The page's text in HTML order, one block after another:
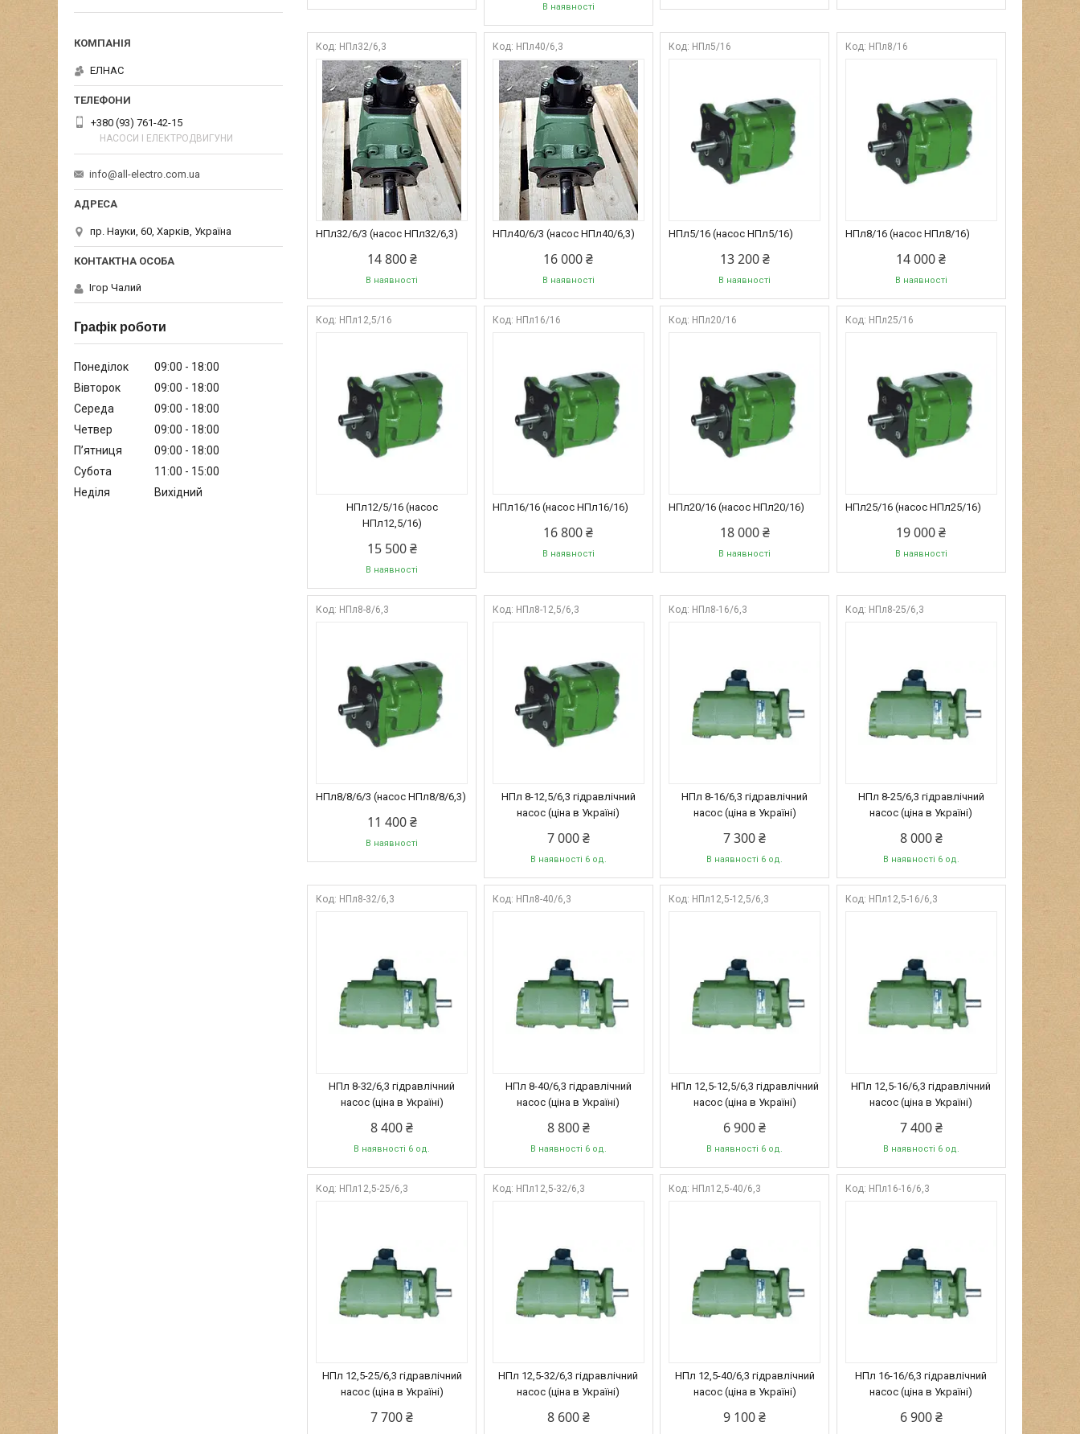
В наявності
НПл32/6,3
НПл32/6/3 (насос НПл32/6,3)
14 800 ₴
В наявності
НПл40/6,3
НПл40/6/3 (насос НПл40/6,3)
16 000 ₴
В наявності
НПл5/16
НПл5/16 (насос НПл5/16)
13 200 ₴
В наявності
НПл8/16
НПл8/16 (насос НПл8/16)
14 000 ₴
В наявності
НПл12,5/16
НПл12/5/16 (насос
НПл12,5/16)
15 500 ₴
В наявності
НПл16/16
НПл16/16 (насос НПл16/16)
16 800 ₴
В наявності
НПл20/16
НПл20/16 (насос НПл20/16)
18 000 ₴
В наявності
НПл25/16
НПл25/16 (насос НПл25/16)
19 000 ₴
В наявності
НПл8-8/6,3
НПл8/8/6/3 (насос НПл8/8/6,3)
11 400 ₴
В наявності
НПл8-12,5/6,3
НПл 8-12,5/6,3 гідравлічний
насос (ціна в Україні)
7 000 ₴
В наявності 6 од.
НПл8-16/6,3
НПл 8-16/6,3 гідравлічний
насос (ціна в Україні)
7 300 ₴
В наявності 6 од.
НПл8-25/6,3
НПл 8-25/6,3 гідравлічний
насос (ціна в Україні)
8 000 ₴
В наявності 6 од.
НПл8-32/6,3
НПл 8-32/6,3 гідравлічний
насос (ціна в Україні)
8 400 ₴
В наявності 6 од.
НПл8-40/6,3
НПл 8-40/6,3 гідравлічний
насос (ціна в Україні)
8 800 ₴
В наявності 6 од.
НПл12,5-12,5/6,3
НПл 12,5-12,5/6,3 гідравлічний
насос (ціна в Україні)
6 900 ₴
В наявності 6 од.
НПл12,5-16/6,3
НПл 12,5-16/6,3 гідравлічний
насос (ціна в Україні)
7 400 ₴
В наявності 6 од.
НПл12,5-25/6,3
НПл 12,5-25/6,3 гідравлічний
насос (ціна в Україні)
7 700 ₴
НПл12,5-32/6,3
НПл 12,5-32/6,3 гідравлічний
насос (ціна в Україні)
8 600 ₴
НПл12,5-40/6,3
НПл 12,5-40/6,3 гідравлічний
насос (ціна в Україні)
9 100 ₴
НПл16-16/6,3
НПл 16-16/6,3 гідравлічний
насос (ціна в Україні)
6 900 ₴
ЕЛНАС
+380 (93) 761-42-15
НАСОСИ І ЕЛЕКТРОДВИГУНИ
info@all-electro.com.ua
пр. Науки, 60, Харків, Україна
Ігор Чалий
Графік роботи
Понеділок 09:00
18:00
Вівторок
09:00
18:00
Середа
09:00
18:00
Четвер
09:00
18:00
Пʼятниця
09:00
18:00
Субота
11:00
15:00
Неділя
Вихідний